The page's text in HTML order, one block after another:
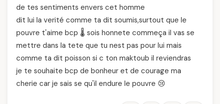
de tes sentiments envers cet homme
dit lui la verité comme ta dit soumis,surtout que le
pouvre t'aime bcp 🌡️ sois honnete commeça il vas se
mettre dans la tete que tu nest pas pour lui mais
comme ta dit poisson si c ton maktoub il reviendras
je te souhaite bcp de bonheur et de courage ma
cherie car je sais se qu'il endure le pouvre 😢